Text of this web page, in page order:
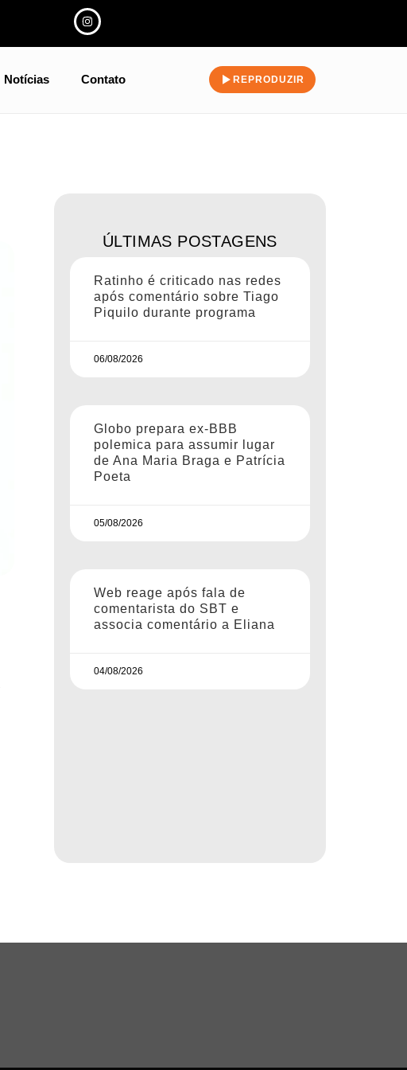
Notícias Contato REPRODUZIR
ÚLTIMAS POSTAGENS
Ratinho é criticado nas redes
após comentário sobre Tiago
Piquilo durante programa
06/08/2026
Globo prepara ex-BBB
polemica para assumir lugar
de Ana Maria Braga e Patrícia
Poeta
05/08/2026
Web reage após fala de
comentarista do SBT e
associa comentário a Eliana
04/08/2026